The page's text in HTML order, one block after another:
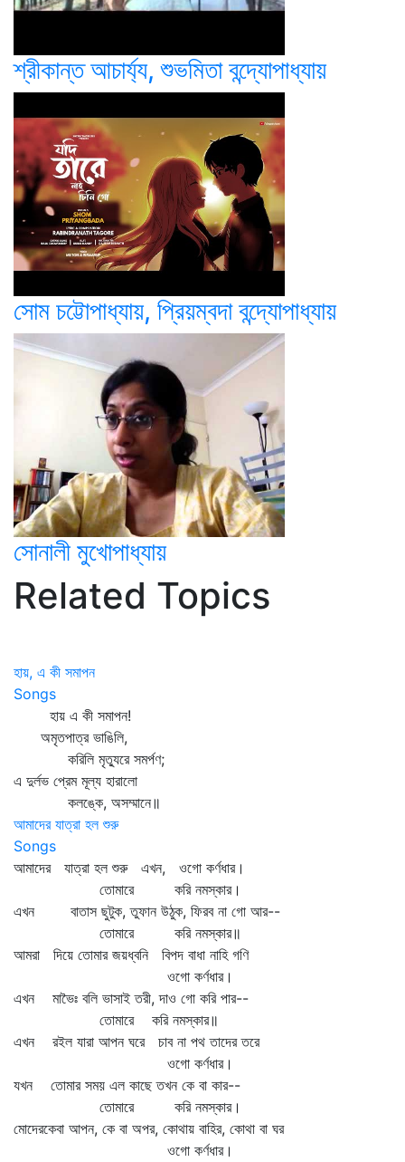
শ্রীকান্ত আচার্য্য, শুভমিতা বন্দ্যোপাধ্যায়
সোম চট্টোপাধ্যায়, প্রিয়ম্বদা বন্দ্যোপাধ্যায়
সোনালী মুখোপাধ্যায়
Related Topics
হায়, এ কী সমাপন
Songs
হায় এ কী সমাপন!
অমৃতপাত্র ভাঙিলি,
করিলি মৃত্যুরে সমর্পণ;
এ দুর্লভ প্রেম মূল্য হারালো
কলঙ্কে, অসম্মানে॥
আমাদের যাত্রা হল শুরু
Songs
আমাদের যাত্রা হল শুরু এখন, ওগো কর্ণধার।
তোমারে করি নমস্কার।
এখন বাতাস ছুটুক, তুফান উঠুক, ফিরব না গো আর--
তোমারে করি নমস্কার॥
আমরা দিয়ে তোমার জয়ধ্বনি বিপদ বাধা নাহি গণি
ওগো কর্ণধার।
এখন মাভৈঃ বলি ভাসাই তরী, দাও গো করি পার--
তোমারে করি নমস্কার॥
এখন রইল যারা আপন ঘরে চাব না পথ তাদের তরে
ওগো কর্ণধার।
যখন তোমার সময় এল কাছে তখন কে বা কার--
তোমারে করি নমস্কার।
মোদেরকেবা আপন, কে বা অপর, কোথায় বাহির, কোথা বা ঘর
ওগো কর্ণধার।